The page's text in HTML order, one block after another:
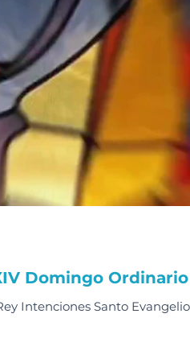
Domingo Ordinario
Intenciones Santo Evangelio